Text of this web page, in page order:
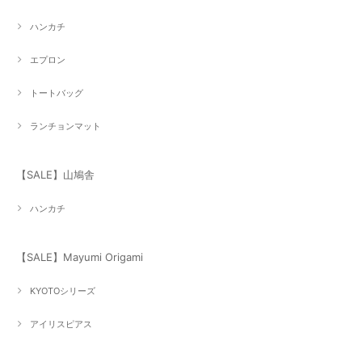
ハンカチ
エプロン
トートバッグ
ランチョンマット
【SALE】山鳩舎
ハンカチ
【SALE】Mayumi Origami
KYOTOシリーズ
アイリスピアス